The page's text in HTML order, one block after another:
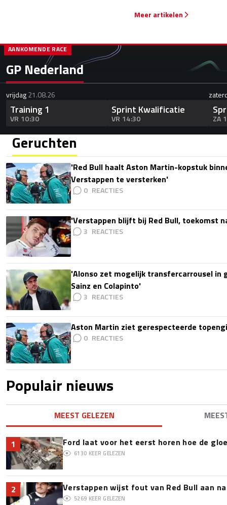
Meer artikelen
GP Nederland
AANKOMENDE RACE
vrijdag21.08.26
Training 1
VR 10:30
Sprint Kwalificatie
VR 14:30 ZA
Geruchten
'Red Bull haalt Aston Martin-kopstuk
Verstappen te versterken'
0
'Verstappen blijft bij Red Bull, toekomst
3
'Alonso zet mogelijk transfercarrousel in
Sainz en Colapinto'
3
Aston Martin ziet gerespecteerde
0
Populair nieuws
MEEST GELEZEN
1 Ford laat voor het eerst horen hoe de
6130 KEER GELEZEN
2 Verstappen wijst fout van Red Bull aan
5269 KEER GELEZEN